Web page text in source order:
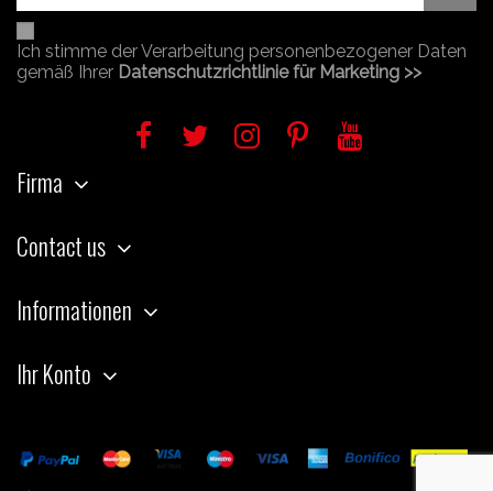
Ich stimme der Verarbeitung personenbezogener Daten
gemäß Ihrer Datenschutzrichtlinie für Marketing >>
Firma
Contact us
Informationen
Ihr Konto